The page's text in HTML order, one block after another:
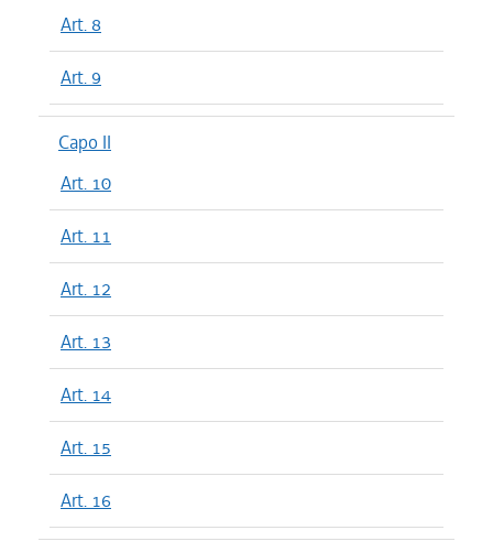
Art. 8
Art. 9
Capo II
Art. 10
Art. 11
Art. 12
Art. 13
Art. 14
Art. 15
Art. 16